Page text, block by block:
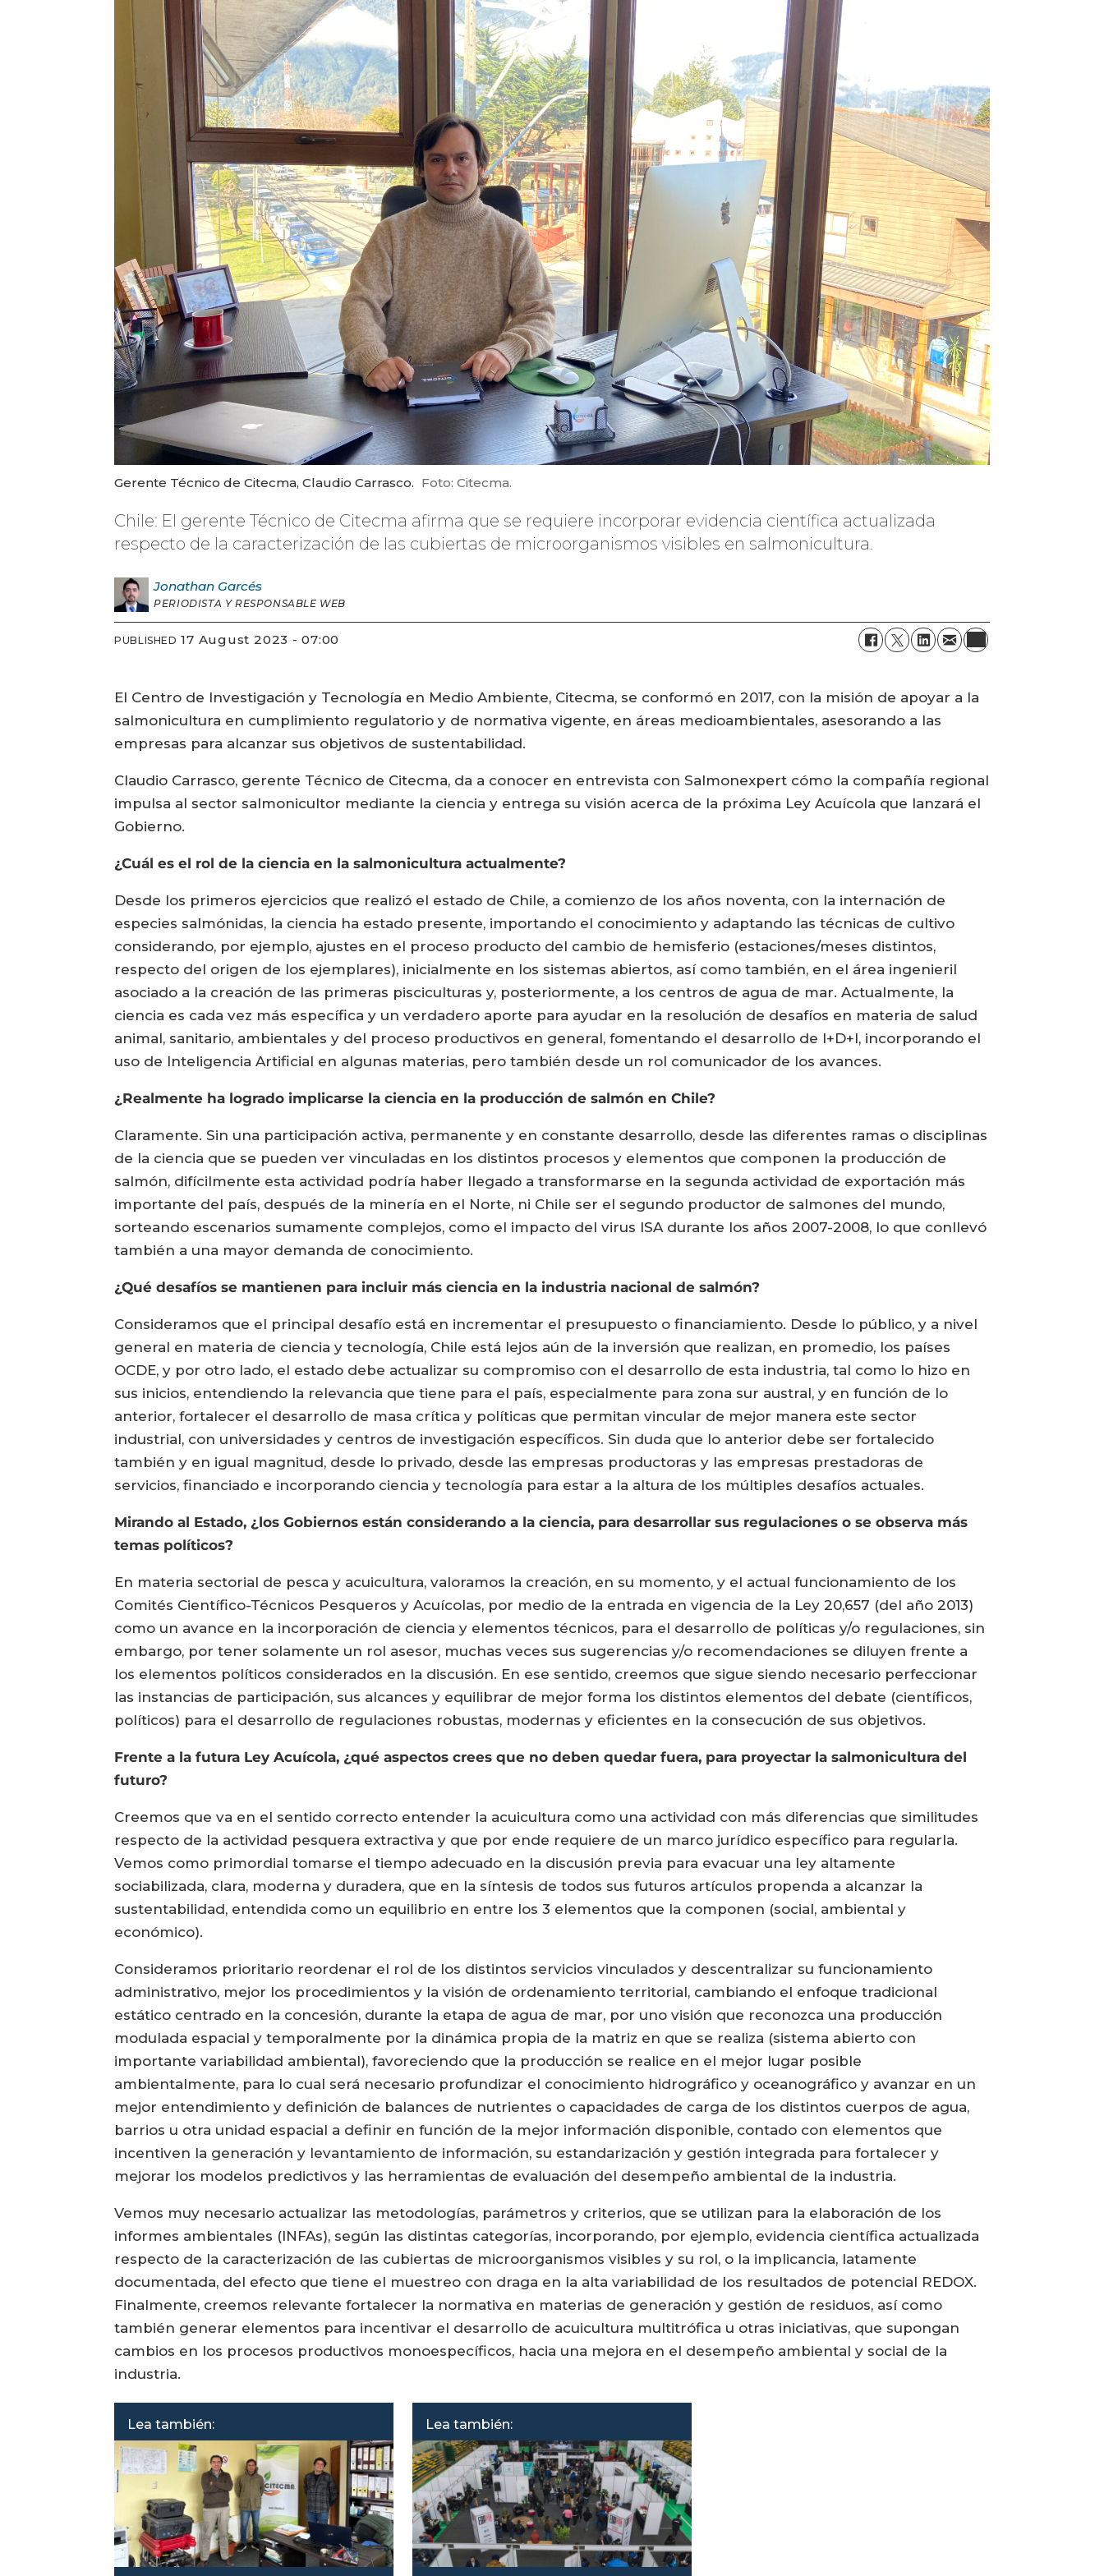
Gerente Técnico de Citecma, Claudio Carrasco. Foto: Citecma.
Chile: El gerente Técnico de Citecma afirma que se requiere incorporar evidencia científica actualizada
respecto de la caracterización de las cubiertas de microorganismos visibles en salmonicultura.
Jonathan Garcés
PERIODISTA Y RESPONSABLE WEB
PUBLISHED 17 August 2023 - 07:00
El Centro de Investigación y Tecnología en Medio Ambiente, Citecma, se conformó en 2017, con la misión de apoyar a la
salmonicultura en cumplimiento regulatorio y de normativa vigente, en áreas medioambientales, asesorando a las
empresas para alcanzar sus objetivos de sustentabilidad.
Claudio Carrasco, gerente Técnico de Citecma, da a conocer en entrevista con Salmonexpert cómo la compañía regional
impulsa al sector salmonicultor mediante la ciencia y entrega su visión acerca de la próxima Ley Acuícola que lanzará el
Gobierno.
¿Cuál es el rol de la ciencia en la salmonicultura actualmente?
Desde los primeros ejercicios que realizó el estado de Chile, a comienzo de los años noventa, con la internación de
especies salmónidas, la ciencia ha estado presente, importando el conocimiento y adaptando las técnicas de cultivo
considerando, por ejemplo, ajustes en el proceso producto del cambio de hemisferio (estaciones/meses distintos,
respecto del origen de los ejemplares), inicialmente en los sistemas abiertos, así como también, en el área ingenieril
asociado a la creación de las primeras pisciculturas y, posteriormente, a los centros de agua de mar. Actualmente, la
ciencia es cada vez más específica y un verdadero aporte para ayudar en la resolución de desafíos en materia de salud
animal, sanitario, ambientales y del proceso productivos en general, fomentando el desarrollo de I+D+I, incorporando el
uso de Inteligencia Artificial en algunas materias, pero también desde un rol comunicador de los avances.
¿Realmente ha logrado implicarse la ciencia en la producción de salmón en Chile?
Claramente. Sin una participación activa, permanente y en constante desarrollo, desde las diferentes ramas o disciplinas
de la ciencia que se pueden ver vinculadas en los distintos procesos y elementos que componen la producción de
salmón, difícilmente esta actividad podría haber llegado a transformarse en la segunda actividad de exportación más
importante del país, después de la minería en el Norte, ni Chile ser el segundo productor de salmones del mundo,
sorteando escenarios sumamente complejos, como el impacto del virus ISA durante los años 2007-2008, lo que conllevó
también a una mayor demanda de conocimiento.
¿Qué desafíos se mantienen para incluir más ciencia en la industria nacional de salmón?
Consideramos que el principal desafío está en incrementar el presupuesto o financiamiento. Desde lo público, y a nivel
general en materia de ciencia y tecnología, Chile está lejos aún de la inversión que realizan, en promedio, los países
OCDE, y por otro lado, el estado debe actualizar su compromiso con el desarrollo de esta industria, tal como lo hizo en
sus inicios, entendiendo la relevancia que tiene para el país, especialmente para zona sur austral, y en función de lo
anterior, fortalecer el desarrollo de masa crítica y políticas que permitan vincular de mejor manera este sector
industrial, con universidades y centros de investigación específicos. Sin duda que lo anterior debe ser fortalecido
también y en igual magnitud, desde lo privado, desde las empresas productoras y las empresas prestadoras de
servicios, financiado e incorporando ciencia y tecnología para estar a la altura de los múltiples desafíos actuales.
Mirando al Estado, ¿los Gobiernos están considerando a la ciencia, para desarrollar sus regulaciones o se observa más
temas políticos?
En materia sectorial de pesca y acuicultura, valoramos la creación, en su momento, y el actual funcionamiento de los
Comités Científico-Técnicos Pesqueros y Acuícolas, por medio de la entrada en vigencia de la Ley 20,657 (del año 2013)
como un avance en la incorporación de ciencia y elementos técnicos, para el desarrollo de políticas y/o regulaciones, sin
embargo, por tener solamente un rol asesor, muchas veces sus sugerencias y/o recomendaciones se diluyen frente a
los elementos políticos considerados en la discusión. En ese sentido, creemos que sigue siendo necesario perfeccionar
las instancias de participación, sus alcances y equilibrar de mejor forma los distintos elementos del debate (científicos,
políticos) para el desarrollo de regulaciones robustas, modernas y eficientes en la consecución de sus objetivos.
Frente a la futura Ley Acuícola, ¿qué aspectos crees que no deben quedar fuera, para proyectar la salmonicultura del
futuro?
Creemos que va en el sentido correcto entender la acuicultura como una actividad con más diferencias que similitudes
respecto de la actividad pesquera extractiva y que por ende requiere de un marco jurídico específico para regularla.
Vemos como primordial tomarse el tiempo adecuado en la discusión previa para evacuar una ley altamente
sociabilizada, clara, moderna y duradera, que en la síntesis de todos sus futuros artículos propenda a alcanzar la
sustentabilidad, entendida como un equilibrio en entre los 3 elementos que la componen (social, ambiental y
económico).
Consideramos prioritario reordenar el rol de los distintos servicios vinculados y descentralizar su funcionamiento
administrativo, mejor los procedimientos y la visión de ordenamiento territorial, cambiando el enfoque tradicional
estático centrado en la concesión, durante la etapa de agua de mar, por uno visión que reconozca una producción
modulada espacial y temporalmente por la dinámica propia de la matriz en que se realiza (sistema abierto con
importante variabilidad ambiental), favoreciendo que la producción se realice en el mejor lugar posible
ambientalmente, para lo cual será necesario profundizar el conocimiento hidrográfico y oceanográfico y avanzar en un
mejor entendimiento y definición de balances de nutrientes o capacidades de carga de los distintos cuerpos de agua,
barrios u otra unidad espacial a definir en función de la mejor información disponible, contado con elementos que
incentiven la generación y levantamiento de información, su estandarización y gestión integrada para fortalecer y
mejorar los modelos predictivos y las herramientas de evaluación del desempeño ambiental de la industria.
Vemos muy necesario actualizar las metodologías, parámetros y criterios, que se utilizan para la elaboración de los
informes ambientales (INFAs), según las distintas categorías, incorporando, por ejemplo, evidencia científica actualizada
respecto de la caracterización de las cubiertas de microorganismos visibles y su rol, o la implicancia, latamente
documentada, del efecto que tiene el muestreo con draga en la alta variabilidad de los resultados de potencial REDOX.
Finalmente, creemos relevante fortalecer la normativa en materias de generación y gestión de residuos, así como
también generar elementos para incentivar el desarrollo de acuicultura multitrófica u otras iniciativas, que supongan
cambios en los procesos productivos monoespecíficos, hacia una mejora en el desempeño ambiental y social de la
industria.
Lea también: Lea también: